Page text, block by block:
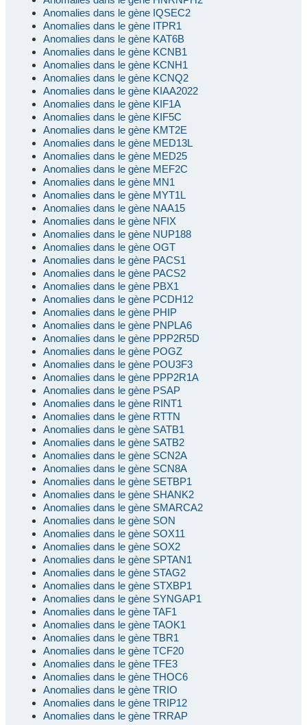
Anomalies dans le gène IQSEC2
Anomalies dans le gène ITPR1
Anomalies dans le gène KAT6B
Anomalies dans le gène KCNB1
Anomalies dans le gène KCNH1
Anomalies dans le gène KCNQ2
Anomalies dans le gène KIAA2022
Anomalies dans le gène KIF1A
Anomalies dans le gène KIF5C
Anomalies dans le gène KMT2E
Anomalies dans le gène MED13L
Anomalies dans le gène MED25
Anomalies dans le gène MEF2C
Anomalies dans le gène MN1
Anomalies dans le gène MYT1L
Anomalies dans le gène NAA15
Anomalies dans le gène NFIX
Anomalies dans le gène NUP188
Anomalies dans le gène OGT
Anomalies dans le gène PACS1
Anomalies dans le gène PACS2
Anomalies dans le gène PBX1
Anomalies dans le gène PCDH12
Anomalies dans le gène PHIP
Anomalies dans le gène PNPLA6
Anomalies dans le gène PPP2R5D
Anomalies dans le gène POGZ
Anomalies dans le gène POU3F3
Anomalies dans le gène PPP2R1A
Anomalies dans le gène PSAP
Anomalies dans le gène RINT1
Anomalies dans le gène RTTN
Anomalies dans le gène SATB1
Anomalies dans le gène SATB2
Anomalies dans le gène SCN2A
Anomalies dans le gène SCN8A
Anomalies dans le gène SETBP1
Anomalies dans le gène SHANK2
Anomalies dans le gène SMARCA2
Anomalies dans le gène SON
Anomalies dans le gène SOX11
Anomalies dans le gène SOX2
Anomalies dans le gène SPTAN1
Anomalies dans le gène STAG2
Anomalies dans le gène STXBP1
Anomalies dans le gène SYNGAP1
Anomalies dans le gène TAF1
Anomalies dans le gène TAOK1
Anomalies dans le gène TBR1
Anomalies dans le gène TCF20
Anomalies dans le gène TFE3
Anomalies dans le gène THOC6
Anomalies dans le gène TRIO
Anomalies dans le gène TRIP12
Anomalies dans le gène TRRAP